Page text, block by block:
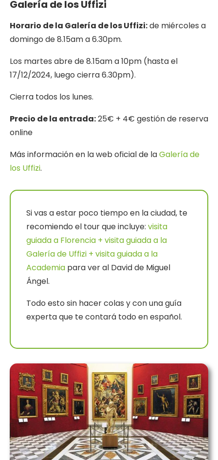
Galería de los Uffizi
Horario de la Galería de los Uffizi:de miércoles a
domingo de 8.15am a 6.30pm.
Los martes abre de 8.15am a 10pm (hasta el
17/12/2024, luego cierra 6.30pm).
Cierra todos los lunes.
Precio de la entrada:25€ + 4€ gestión de reserva
online
Más información en la web oficial de laGalería de
los Uffizi.
Si vas a estar poco tiempo en la ciudad, te
recomiendo el tour que incluye: visita
guiada a Florencia + visita guiada a la
Galería de Uffizi + visita guiada a la
Academia para ver al David de Miguel
Ángel.
Todo esto sin hacer colas y con una guía
experta que te contará todo en español.